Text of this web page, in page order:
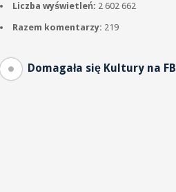
Liczba wyświetleń: 2 602 662
Razem komentarzy: 219
Domagała się Kultury na FB